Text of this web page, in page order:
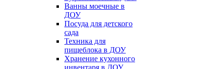
Ванны моечные в
ДОУ
Посуда для детского
сада
Техника для
пищеблока в ДОУ
Хранение кухонного
инвентаря в ДОУ